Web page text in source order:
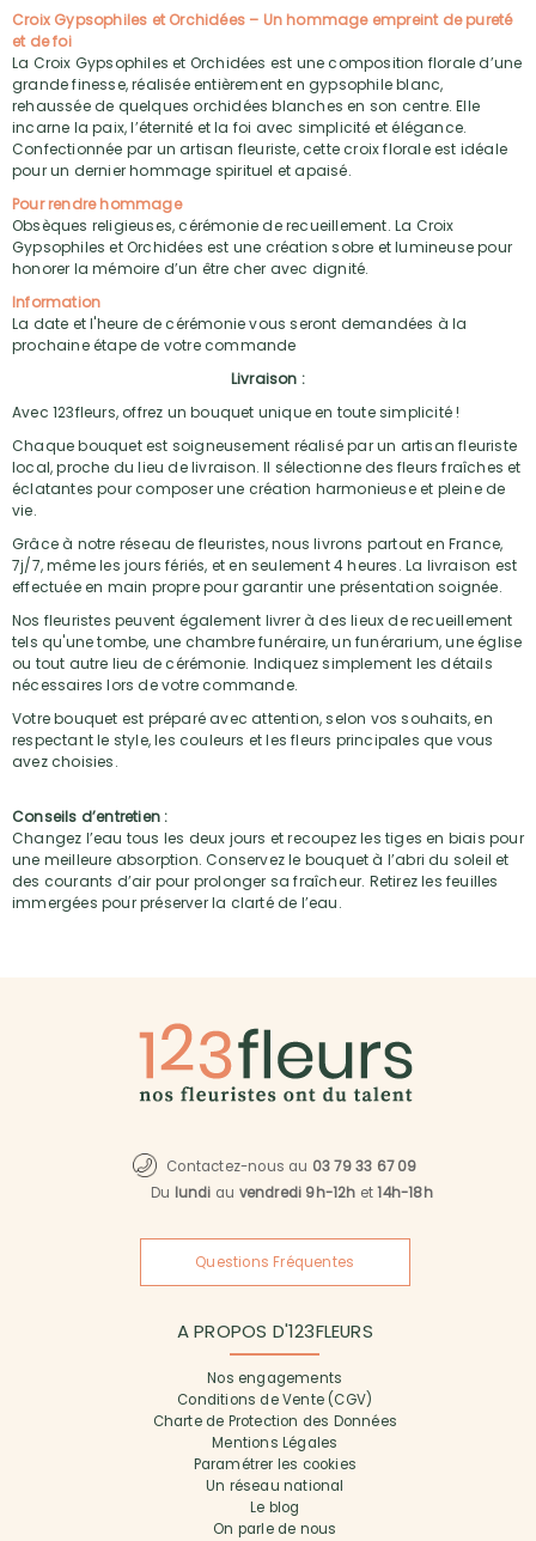
Croix Gypsophiles et Orchidées – Un hommage empreint de pureté
et de foi
La Croix Gypsophiles et Orchidées est une composition florale d’une
grande finesse, réalisée entièrement en gypsophile blanc,
rehaussée de quelques orchidées blanches en son centre. Elle
incarne la paix, l’éternité et la foi avec simplicité et élégance.
Confectionnée par un artisan fleuriste, cette croix florale est idéale
pour un dernier hommage spirituel et apaisé.
Pour rendre hommage
Obsèques religieuses, cérémonie de recueillement. La Croix
Gypsophiles et Orchidées est une création sobre et lumineuse pour
honorer la mémoire d’un être cher avec dignité.
Information
La date et l'heure de cérémonie vous seront demandées à la
prochaine étape de votre commande
Livraison :
Avec 123fleurs, offrez un bouquet unique en toute simplicité !
Chaque bouquet est soigneusement réalisé par un artisan fleuriste
local, proche du lieu de livraison. Il sélectionne des fleurs fraîches et
éclatantes pour composer une création harmonieuse et pleine de
vie.
Grâce à notre réseau de fleuristes, nous livrons partout en France,
7j/7, même les jours fériés, et en seulement 4 heures. La livraison est
effectuée en main propre pour garantir une présentation soignée.
Nos fleuristes peuvent également livrer à des lieux de recueillement
tels qu'une tombe, une chambre funéraire, un funérarium, une église
ou tout autre lieu de cérémonie. Indiquez simplement les détails
nécessaires lors de votre commande.
Votre bouquet est préparé avec attention, selon vos souhaits, en
respectant le style, les couleurs et les fleurs principales que vous
avez choisies.
Conseils d’entretien :
Changez l’eau tous les deux jours et recoupez les tiges en biais pour
une meilleure absorption. Conservez le bouquet à l’abri du soleil et
des courants d’air pour prolonger sa fraîcheur. Retirez les feuilles
immergées pour préserver la clarté de l’eau.
Contactez-nous au 03 79 33 67 09
Du lundi au vendredi 9h-12h et14h-18h
Questions Fréquentes
A PROPOS D'123FLEURS
Nos engagements
Conditions de Vente (CGV)
Charte de Protection des Données
Mentions Légales
Paramétrer les cookies
Un réseau national
Le blog
On parle de nous